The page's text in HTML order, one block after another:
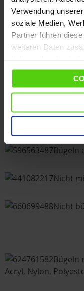
Verwendung
soziale Medien,
Partner führen
weiteren Daten
gesammelt haben.
Nicht
#3
Bügeln
Nicht
Nicht
Bügeln
Acryl, Nylon,